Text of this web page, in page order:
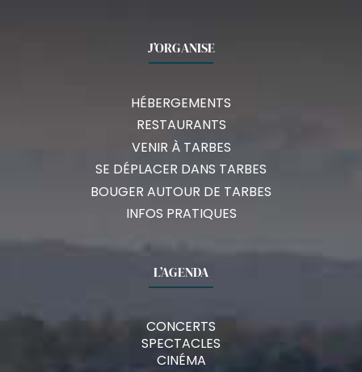
J’ORGANISE
HÉBERGEMENTS
RESTAURANTS
VENIR À TARBES
SE DÉPLACER DANS TARBES
BOUGER AUTOUR DE TARBES
INFOS PRATIQUES
L’AGENDA
CONCERTS
SPECTACLES
CINÉMA